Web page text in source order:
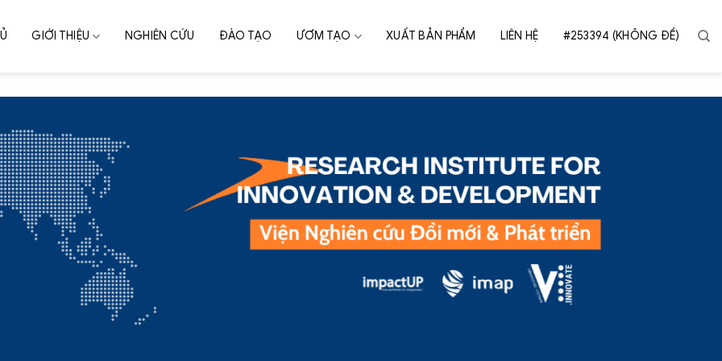
GIỚI THIỆU NGHIÊN CỨU ĐÀO TẠO ƯƠM TẠO XUẤT BẢN PHẨM LIÊN HỆ #253394 (KHÔNG ĐỀ)